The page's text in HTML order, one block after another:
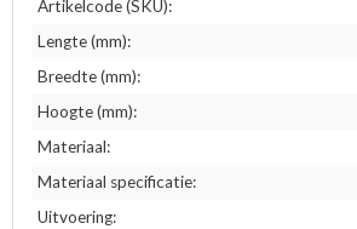
Artikelcode (SKU):
Lengte (mm):
Breedte (mm):
Hoogte (mm):
Materiaal:
Materiaal specificatie:
Uitvoering: